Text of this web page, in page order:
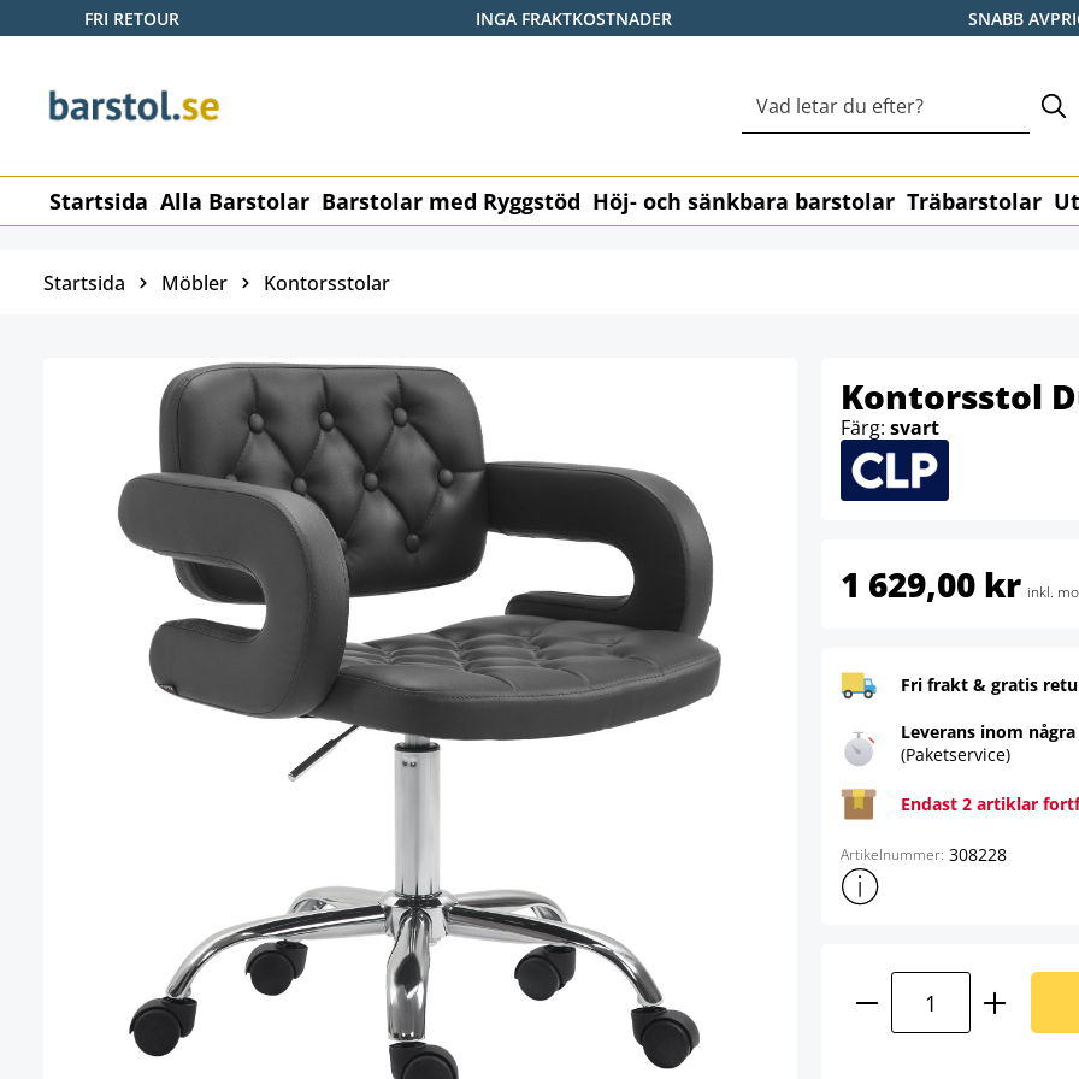
till huvudinnehåll
Hoppa till sökning
Hoppa till huvudnavigering
FRI RETOUR INGA FRAKTKOSTNADER SNABB
Startsida Alla Barstolar Barstolar med Ryggstöd Höj- och sänkbara barstolar Träbarstolar
Startsida Möbler Kontorsstolar
Kontorsstol
Färg: svart
1 629,00 kr inkl.
Fri frakt & gratis
Leverans inom
(Paketservice)
Endast 2 artiklar
Artikelnummer: 308228
Visa mer produktinformation